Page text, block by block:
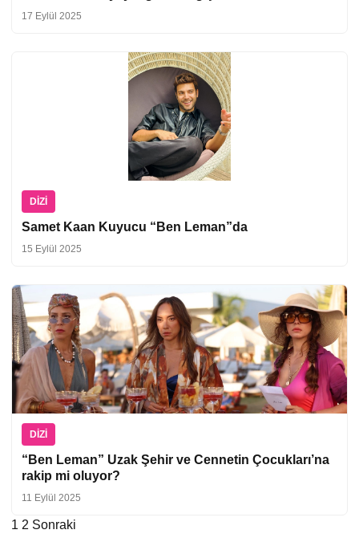
17 Eylül 2025
DIZI
Samet Kaan Kuyucu “Ben Leman”da
15 Eylül 2025
DIZI
“Ben Leman” Uzak Şehir ve Cennetin Çocukları’na
rakip mi oluyor?
11 Eylül 2025
Yazı
1 2 Sonraki